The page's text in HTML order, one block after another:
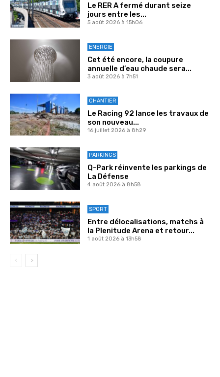
Le RER A fermé durant seize
jours entre les...
5 août 2026 à 15h06
ENERGIE
Cet été encore, la coupure
annuelle d’eau chaude sera...
3 août 2026 à 7h51
CHANTIER
Le Racing 92 lance les travaux de
son nouveau...
16 juillet 2026 à 8h29
PARKINGS
Q-Park réinvente les parkings de
La Défense
4 août 2026 à 8h58
SPORT
Entre délocalisations, matchs à
la Plenitude Arena et retour...
1 août 2026 à 13h58